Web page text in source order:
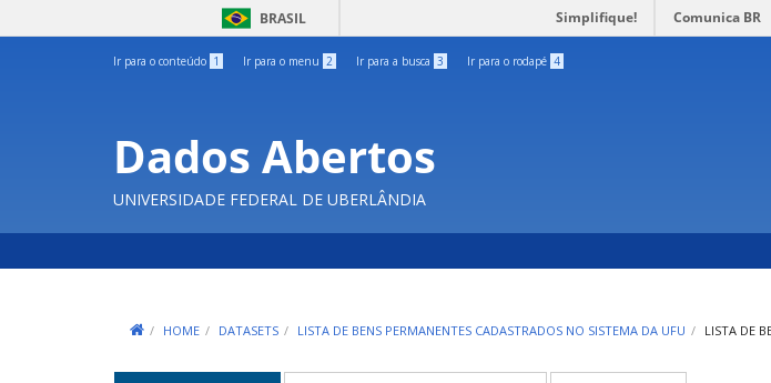
BRASIL Simplifique! Comunica BR
Ir para o conteúdo 1 Ir para o menu 2 Ir para a busca 3 Ir para o rodapé 4
Dados Abertos
UNIVERSIDADE FEDERAL DE UBERLÂNDIA
HOME DATASETS LISTA DE BENS PERMANENTES CADASTRADOS NO SISTEMA DA UFU LISTA DE